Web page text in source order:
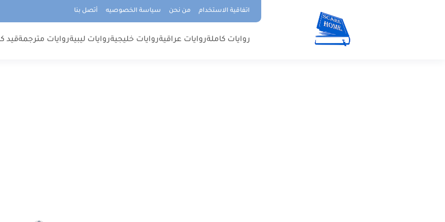
اتفاقية الاستخدام من نحن سياسة الخصوصيه أتصل بنا
روايات كاملةروايات عراقيةروايات خليجيةروايات ليبيةروايات مترجمةقيد